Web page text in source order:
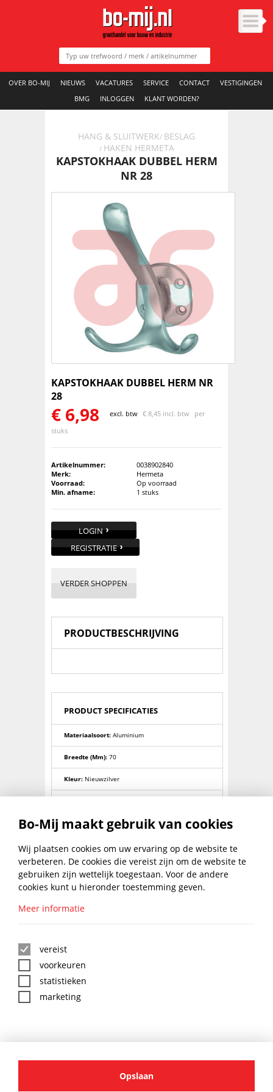
OVER BO-MIJ NIEUWS VACATURES SERVICE CONTACT
VESTIGINGEN
BMG
INLOGGEN KLANT WORDEN?
HANG & SLUITWERK/ BESLAG
/ HAKEN HERMETA
KAPSTOKHAAK DUBBEL HERM
NR 28
KAPSTOKHAAK DUBBEL HERM NR
28
€ 6,98 excl. btw € 8,45 incl. btw per
stuks
Artikelnummer:
0038902840
Merk:
Hermeta
Voorraad:
Op voorraad
Min. afname:
1 stuks
LOGIN
REGISTRATIE
VERDER SHOPPEN
PRODUCTBESCHRIJVING
PRODUCT SPECIFICATIES
Materiaalsoort: Aluminium
Breedte (mm): 70
Kleur: Nieuwzilver
Lengte (mm): 100
Diepte (mm):
Model:Dubbel
Montage D.m.v:4 schroefgaten
BO-MIJ NIEUWSBRIEF
:
AANMELDEN
Bo-Mij maakt gebruik van cookies
Wij plaatsen cookies om uw ervaring op de website te
verbeteren. De cookies die vereist zijn om de website te
gebruiken zijn wettelijk toegestaan. Voor de andere
cookies kunt u hieronder toestemming geven.
Meer informatie
vereist
voorkeuren
statistieken
marketing
Opslaan